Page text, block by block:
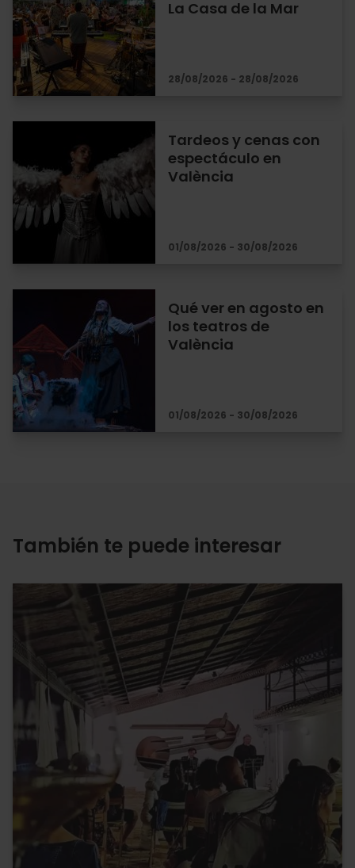
La Casa de la Mar
28/08/2026 - 28/08/2026
Tardeos y cenas con
espectáculo en
València
01/08/2026 - 30/08/2026
Qué ver en agosto en
los teatros de
València
01/08/2026 - 30/08/2026
También te puede interesar